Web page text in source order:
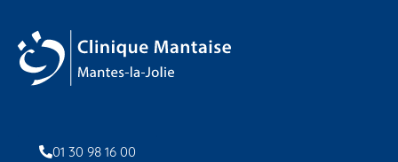
01 30 98 16 00